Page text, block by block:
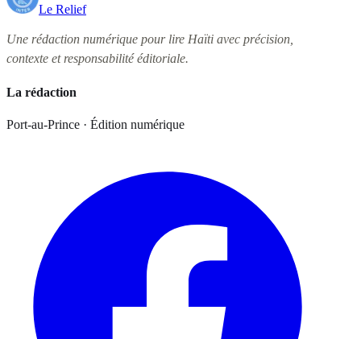
Le Relief
Une rédaction numérique pour lire Haïti avec précision,
contexte et responsabilité éditoriale.
La rédaction
Port-au-Prince · Édition numérique